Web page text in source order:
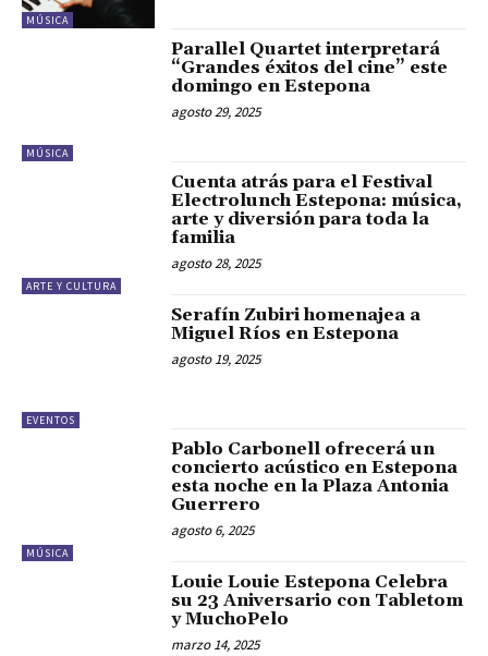
MÚSICA
MÚSICA
Parallel Quartet interpretará
“Grandes éxitos del cine” este
domingo en Estepona
agosto 29, 2025
ARTE Y CULTURA
Cuenta atrás para el Festival
Electrolunch Estepona: música,
arte y diversión para toda la
familia
agosto 28, 2025
EVENTOS
Serafín Zubiri homenajea a
Miguel Ríos en Estepona
agosto 19, 2025
MÚSICA
Pablo Carbonell ofrecerá un
concierto acústico en Estepona
esta noche en la Plaza Antonia
Guerrero
agosto 6, 2025
Louie Louie Estepona Celebra
su 23 Aniversario con Tabletom
y MuchoPelo
marzo 14, 2025